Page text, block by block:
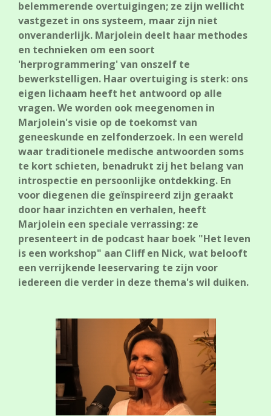
belemmerende overtuigingen; ze zijn wellicht
vastgezet in ons systeem, maar zijn niet
onveranderlijk. Marjolein deelt haar methodes
en technieken om een soort
'herprogrammering' van onszelf te
bewerkstelligen. Haar overtuiging is sterk: ons
eigen lichaam heeft het antwoord op alle
vragen. We worden ook meegenomen in
Marjolein's visie op de toekomst van
geneeskunde en zelfonderzoek. In een wereld
waar traditionele medische antwoorden soms
te kort schieten, benadrukt zij het belang van
introspectie en persoonlijke ontdekking. En
voor diegenen die geïnspireerd zijn geraakt
door haar inzichten en verhalen, heeft
Marjolein een speciale verrassing: ze
presenteert in de podcast haar boek "Het leven
is een workshop" aan Cliff en Nick, wat belooft
een verrijkende leeservaring te zijn voor
iedereen die verder in deze thema's wil duiken.